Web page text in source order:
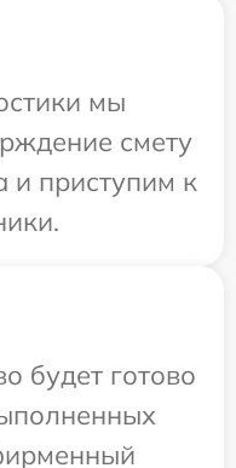
мы
смету
и приступим к
будет готово